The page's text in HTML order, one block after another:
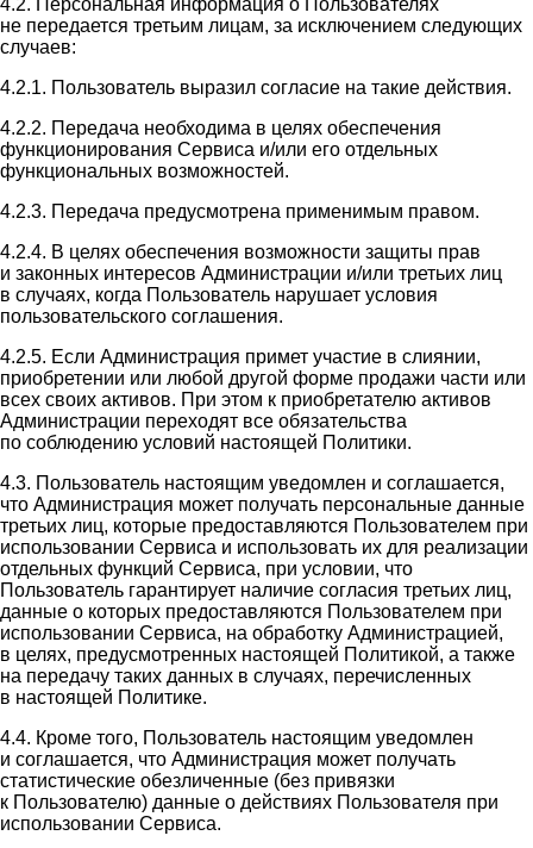
не передается третьим лицам, за исключением следующих
случаев:
4.2.1. Пользователь выразил согласие на такие действия.
4.2.2. Передача необходима в целях обеспечения
функционирования Сервиса и/или его отдельных
функциональных возможностей.
4.2.3. Передача предусмотрена применимым правом.
4.2.4. В целях обеспечения возможности защиты прав
и законных интересов Администрации и/или третьих лиц
в случаях, когда Пользователь нарушает условия
пользовательского соглашения.
4.2.5. Если Администрация примет участие в слиянии,
приобретении или любой другой форме продажи части или
всех своих активов. При этом к приобретателю активов
Администрации переходят все обязательства
по соблюдению условий настоящей Политики.
4.3. Пользователь настоящим уведомлен и соглашается,
что Администрация может получать персональные данные
третьих лиц, которые предоставляются Пользователем при
использовании Сервиса и использовать их для реализации
отдельных функций Сервиса, при условии, что
Пользователь гарантирует наличие согласия третьих лиц,
данные о которых предоставляются Пользователем при
использовании Сервиса, на обработку Администрацией,
в целях, предусмотренных настоящей Политикой, а также
на передачу таких данных в случаях, перечисленных
в настоящей Политике.
4.4. Кроме того, Пользователь настоящим уведомлен
и соглашается, что Администрация может получать
статистические обезличенные (без привязки
к Пользователю) данные о действиях Пользователя при
использовании Сервиса.